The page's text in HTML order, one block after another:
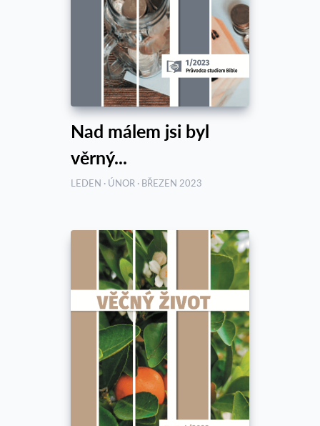
Nad málem jsi byl
věrný...
LEDEN · ÚNOR · BŘEZEN 2023